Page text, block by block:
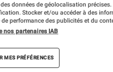
données de géolocalisation
Stocker et/ou accéder à des
de performance des publicités et du
nos partenaires IAB
MES PRÉFÉRENCES